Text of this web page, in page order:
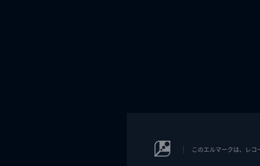
このエルマークは、レ